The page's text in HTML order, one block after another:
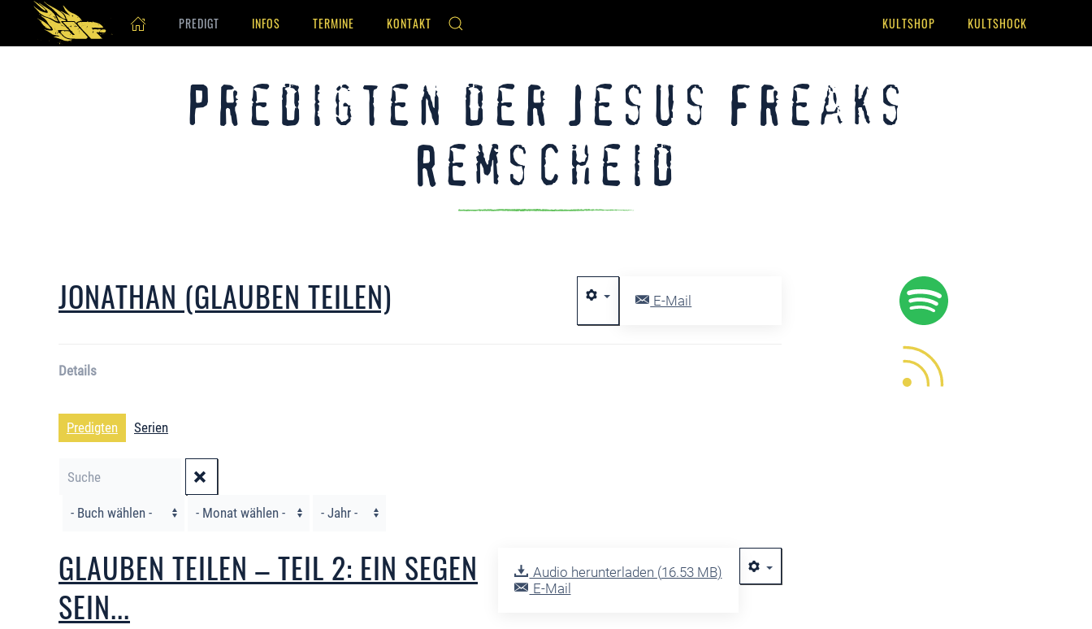
Skip to main content
PREDIGT INFOS TERMINE KONTAKT KULTSHOP KULTSHOCK
Predigten der Jesus Freaks
Remscheid
E-Mail
JONATHAN (GLAUBEN TEILEN)
Details
Predigten Serien
Filter
Audio herunterladen (16.53 MB)
E-Mail
GLAUBEN TEILEN – TEIL 2: EIN SEGEN
SEIN...